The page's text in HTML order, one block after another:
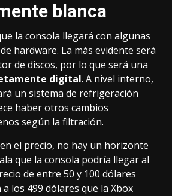
blanca
la consola llegará con algunas
hardware. La más evidente será
de discos, por lo que será una
digital. A nivel interno,
un sistema de refrigeración
haber otros cambios
según la filtración.
el precio, no hay un horizonte
que la consola podría llegar al
de entre 50 y 100 dólares
los 499 dólares que la Xbox